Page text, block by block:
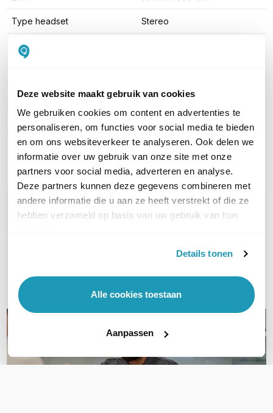
Deze website maakt gebruik van cookies
We gebruiken cookies om content en advertenties te
personaliseren, om functies voor social media te bieden
en om ons websiteverkeer te analyseren. Ook delen we
informatie over uw gebruik van onze site met onze
partners voor social media, adverteren en analyse.
Deze partners kunnen deze gegevens combineren met
andere informatie die u aan ze heeft verstrekt of die ze
hebben verzameld op basis van uw gebruik van hun
Details tonen
Alle cookies toestaan
Aanpassen
Type headset Stereo
Draagwijze
Microsoft Teams Nee
Active noise cancelling Nee
Toon meer
WIL JIJ ADVIES OP MAAT?
Vraag het onze experts!